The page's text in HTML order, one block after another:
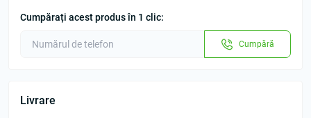
Cumpărați acest produs în 1 clic:
Cumpără
Livrare